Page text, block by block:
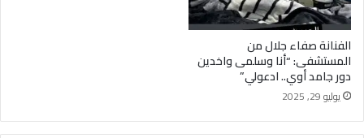
الفنانة صفاء جلال من
المستشفى: “أنا وسلمى واخدين
دور جامد أوي.. ادعولي”
يوليو 29, 2025